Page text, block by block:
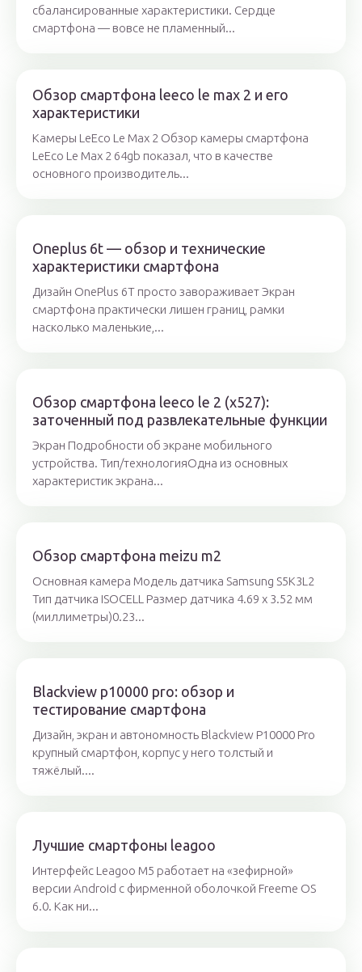
сбалансированные характеристики. Сердце
смартфона — вовсе не пламенный...
Обзор смартфона leeco le max 2 и его
характеристики
Камеры LeEco Le Max 2 Обзор камеры смартфона
LeEco Le Max 2 64gb показал, что в качестве
основного производитель...
Oneplus 6t — обзор и технические
характеристики смартфона
Дизайн OnePlus 6T просто завораживает Экран
смартфона практически лишен границ, рамки
насколько маленькие,...
Обзор смартфона leeco le 2 (x527):
заточенный под развлекательные функции
Экран Подробности об экране мобильного
устройства. Тип/технологияОдна из основных
характеристик экрана...
Обзор смартфона meizu m2
Основная камера Модель датчика Samsung S5K3L2
Тип датчика ISOCELL Размер датчика 4.69 x 3.52 мм
(миллиметры)0.23...
Blackview p10000 pro: обзор и
тестирование смартфона
Дизайн, экран и автономность Blackview P10000 Pro
крупный смартфон, корпус у него толстый и
тяжёлый....
Лучшие смартфоны leagoo
Интерфейс Leagoo M5 работает на «зефирной»
версии Android с фирменной оболочкой Freeme OS
6.0. Как ни...